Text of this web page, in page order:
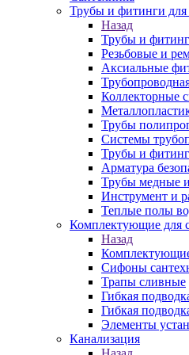
Трубы и фитинги для
Назад
Трубы и
Резьбовые и
Аксиальные
Коллекторные
Трубы
Системы
Трубы и
Арматура
Трубы медные
Инструмент и
Теплые полы
Комплектующие для
Назад
Сифоны
Трапы сливные
Гибкая
Гибкая
Элементы
Канализация